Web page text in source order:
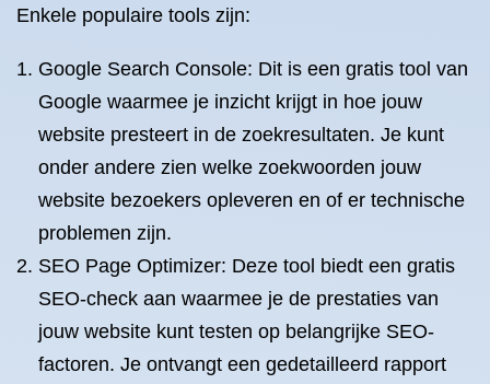
Enkele populaire tools zijn:
Google Search Console: Dit is een gratis tool van
Google waarmee je inzicht krijgt in hoe jouw
website presteert in de zoekresultaten. Je kunt
onder andere zien welke zoekwoorden jouw
website bezoekers opleveren en of er technische
problemen zijn.
SEO Page Optimizer: Deze tool biedt een gratis
SEO-check aan waarmee je de prestaties van
jouw website kunt testen op belangrijke SEO-
factoren. Je ontvangt een gedetailleerd rapport